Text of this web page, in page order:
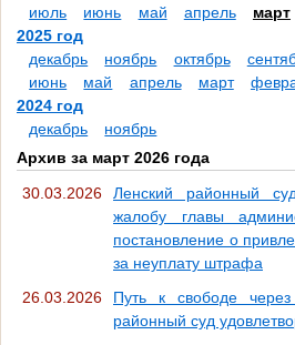
июль
июнь май апрель март
2025 год
декабрь
ноябрь октябрь
июнь
май апрель март
2024 год
декабрь
ноябрь
Архив за март 2026 года
30.03.2026
Ленский районный
жалобу главы
постановление о
за неуплату штрафа
26.03.2026
Путь к свободе
районный суд